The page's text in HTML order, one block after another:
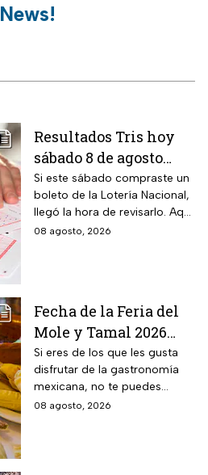
News!
Resultados Tris hoy
sábado 8 de agosto
2026: consulta los
números ganadores
de la Lotería Nacional
Si este sábado compraste un
boleto de la Lotería Nacional,
llegó la hora de revisarlo. Aquí
te contamos los resultados
08 agosto, 2026
Fecha de la Feria del
Mole y Tamal 2026
para que deleites tu
paladar
Si eres de los que les gusta
disfrutar de la gastronomía
mexicana, no te puedes
perder la Feria del Mole y
08 agosto, 2026